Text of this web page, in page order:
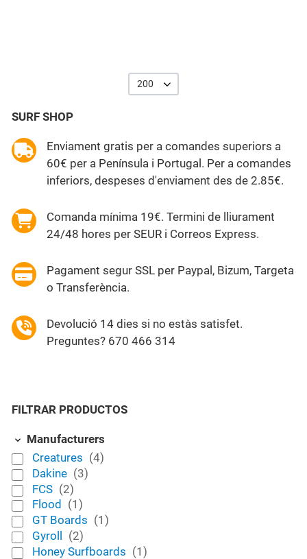
200
SURF SHOP
Enviament gratis per a comandes superiors a
60€ per a Península i Portugal. Per a comandes
inferiors, despeses d'enviament des de 2.85€.
Comanda mínima 19€. Termini de lliurament
24/48 hores per SEUR i Correos Express.
Pagament segur SSL per Paypal, Bizum, Targeta
o Transferència.
Devolució 14 dies si no estàs satisfet.
Preguntes? 670 466 314
FILTRAR PRODUCTOS
Manufacturers
Creatures (4)
Dakine (3)
FCS (2)
Flood
(1)
GT Boards (1)
Gyroll (2)
Honey Surfboards (1)